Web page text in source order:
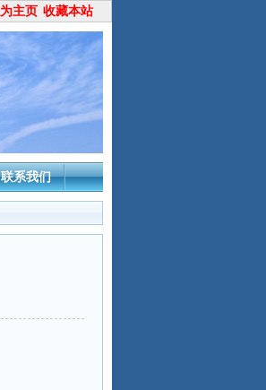
主页 收藏本站
联系我们